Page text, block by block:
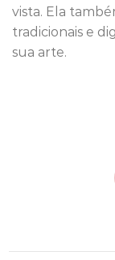
vista. Ela
tradicionais e
sua arte.